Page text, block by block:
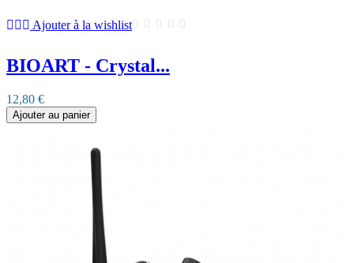
Ajouter à la wishlist
BIOART - Crystal...
12,80 €
Ajouter au panier